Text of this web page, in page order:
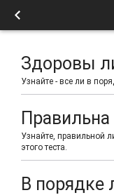
Здоровы
Узнайте - все ли в
Узнайте, правильной
этого теста.
В порядке